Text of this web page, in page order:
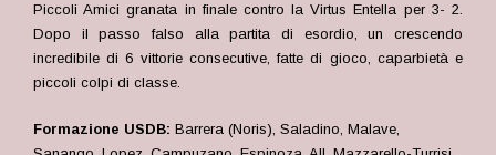
Piccoli Amici granata in finale contro la Virtus Entella per 3- 2.
Dopo il passo falso alla partita di esordio, un crescendo
incredibile di 6 vittorie consecutive, fatte di gioco, caparbietà e
piccoli colpi di classe.
Formazione USDB: Barrera (Noris), Saladino, Malave,